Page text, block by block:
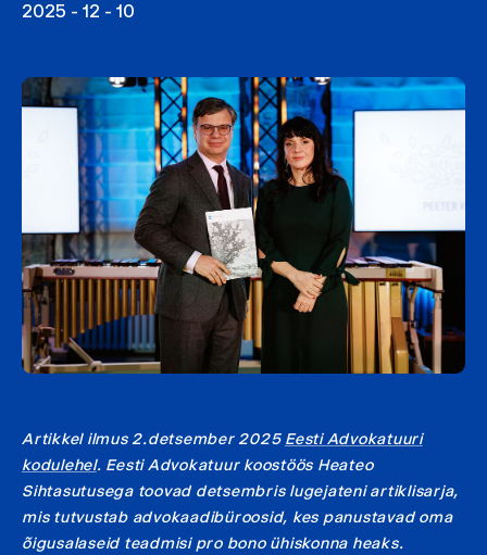
2025 - 12 - 10
Artikkel ilmus 2.detsember 2025 Eesti Advokatuuri
kodulehel. Eesti Advokatuur koostöös Heateo
Sihtasutusega toovad detsembris lugejateniartiklisarja,
mis tutvustab advokaadibüroosid, kes panustavad oma
õigusalaseid teadmisi pro bono ühiskonna heaks.